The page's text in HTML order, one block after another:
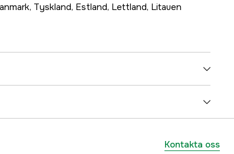
Tyskland, Estland, Lettland, Litauen
Kontakta oss